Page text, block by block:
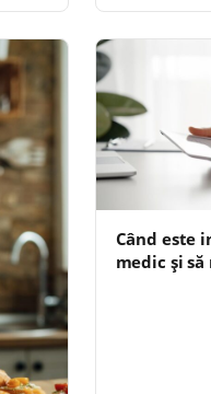
Când este
medic și